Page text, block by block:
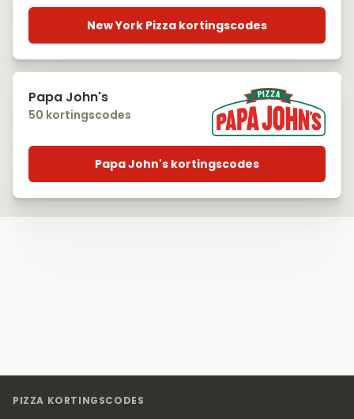
New York Pizza kortingscodes
Papa John's
50 kortingscodes
Papa John's kortingscodes
PIZZA KORTINGSCODES